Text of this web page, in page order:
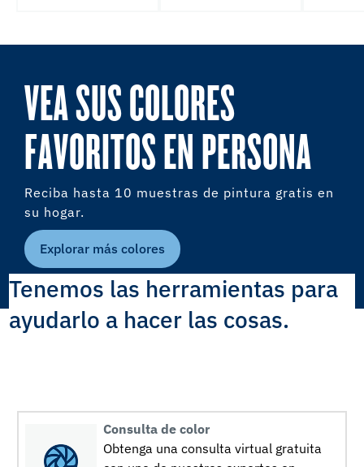
VEA SUS COLORES
FAVORITOS EN PERSONA
Reciba hasta 10 muestras de pintura gratis en
su hogar.
Explorar más colores
Tenemos las herramientas para
ayudarlo a hacer las cosas.
Consulta de color
Obtenga una consulta virtual gratuita